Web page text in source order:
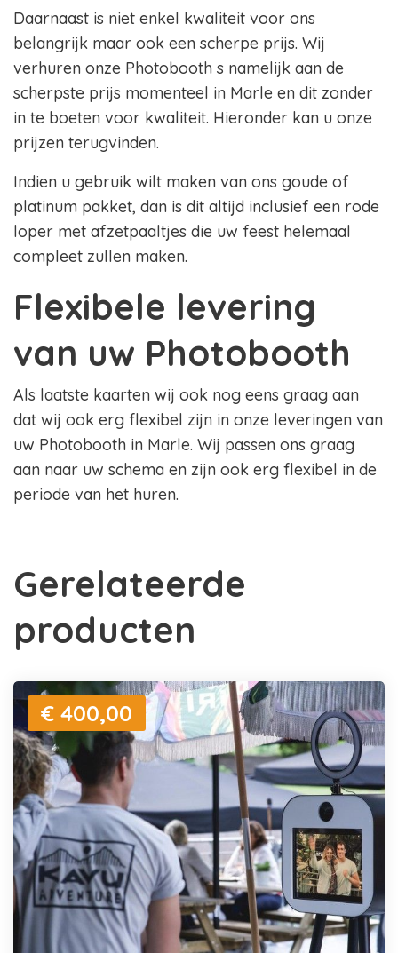
Daarnaast is niet enkel kwaliteit voor ons
belangrijk maar ook een scherpe prijs. Wij
verhuren onze Photobooth s namelijk aan de
scherpste prijs momenteel in Marle en dit zonder
in te boeten voor kwaliteit. Hieronder kan u onze
prijzen terugvinden.
Indien u gebruik wilt maken van ons goude of
platinum pakket, dan is dit altijd inclusief een rode
loper met afzetpaaltjes die uw feest helemaal
compleet zullen maken.
Flexibele levering
van uw Photobooth
Als laatste kaarten wij ook nog eens graag aan
dat wij ook erg flexibel zijn in onze leveringen van
uw Photobooth in Marle. Wij passen ons graag
aan naar uw schema en zijn ook erg flexibel in de
periode van het huren.
Gerelateerde
producten
€ 400,00